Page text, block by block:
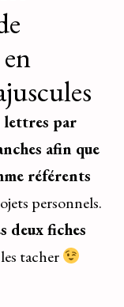
lettres par
afin que
référents
personnels.
deux fiches
tacher